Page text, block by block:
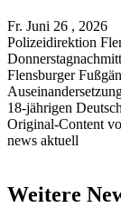
Fr. Juni 26 , 2026
Polizeidirektion
Flensburger
18-jährigen
Original-Content
news aktuell
Weitere